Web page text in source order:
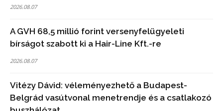
2026.08.07
A GVH 68,5 millió forint versenyfelügyeleti
bírságot szabott ki a Hair-Line Kft.-re
2026.08.07
Vitézy Dávid: véleményezhető a Budapest-
Belgrád vasútvonal menetrendje és a csatlakozó